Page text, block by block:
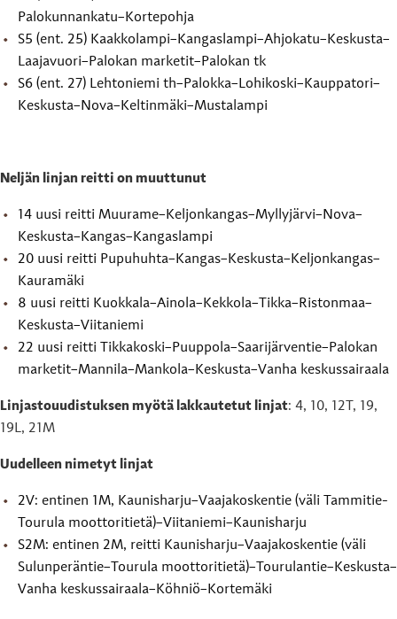
Palokunnankatu–Kortepohja
S5 (ent. 25) Kaakkolampi–Kangaslampi–Ahjokatu–Keskusta–
Laajavuori–Palokan marketit–Palokan tk
S6 (ent. 27) Lehtoniemi th–Palokka–Lohikoski–Kauppatori–
Keskusta–Nova–Keltinmäki–Mustalampi
Neljän linjan reitti on muuttunut
14 uusi reitti Muurame–Keljonkangas–Myllyjärvi–Nova–
Keskusta–Kangas–Kangaslampi
20 uusi reitti Pupuhuhta–Kangas–Keskusta–Keljonkangas–
Kauramäki
8 uusi reitti Kuokkala–Ainola–Kekkola–Tikka–Ristonmaa–
Keskusta–Viitaniemi
22 uusi reitti Tikkakoski–Puuppola–Saarijärventie–Palokan
marketit–Mannila–Mankola–Keskusta–Vanha keskussairaala
Linjastouudistuksen myötä lakkautetut linjat: 4, 10, 12T, 19,
19L, 21M
Uudelleen nimetyt linjat
2V: entinen 1M, Kaunisharju–Vaajakoskentie (väli Tammitie-
Tourula moottoritietä)–Viitaniemi–Kaunisharju
S2M: entinen 2M, reitti Kaunisharju–Vaajakoskentie (väli
Sulunperäntie–Tourula moottoritietä)–Tourulantie–Keskusta–
Vanha keskussairaala–Köhniö–Kortemäki